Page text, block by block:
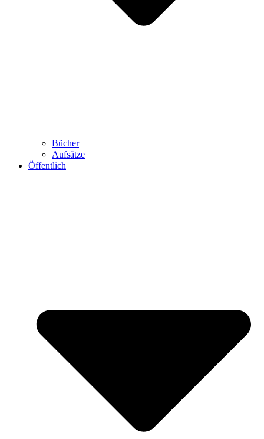
Bücher
Aufsätze
Öffentlich